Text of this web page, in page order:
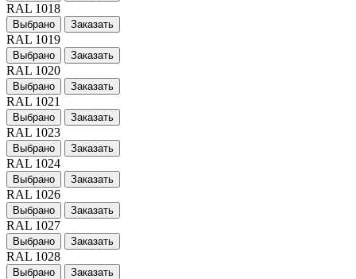
RAL 1018
Выбрано Заказать
RAL 1019
Выбрано Заказать
RAL 1020
Выбрано Заказать
RAL 1021
Выбрано Заказать
RAL 1023
Выбрано Заказать
RAL 1024
Выбрано Заказать
RAL 1026
Выбрано Заказать
RAL 1027
Выбрано Заказать
RAL 1028
Выбрано Заказать